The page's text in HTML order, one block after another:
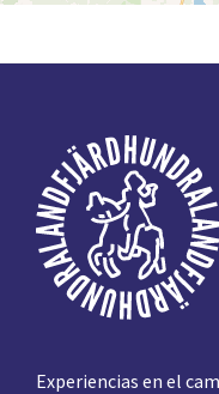
página
Experiencias en el